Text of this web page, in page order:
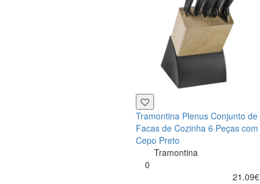
Tramontina Plenus Conjunto de
Facas de Cozinha 6 Peças com
Cepo Preto
Tramontina
0
21.09€